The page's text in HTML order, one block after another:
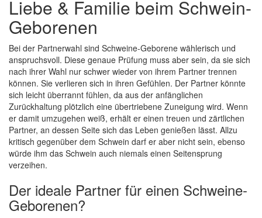
Liebe & Familie beim Schwein-
Geborenen
Bei der Partnerwahl sind Schweine-Geborene wählerisch und
anspruchsvoll. Diese genaue Prüfung muss aber sein, da sie sich
nach ihrer Wahl nur schwer wieder von ihrem Partner trennen
können. Sie verlieren sich in ihren Gefühlen. Der Partner könnte
sich leicht überrannt fühlen, da aus der anfänglichen
Zurückhaltung plötzlich eine übertriebene Zuneigung wird. Wenn
er damit umzugehen weiß, erhält er einen treuen und zärtlichen
Partner, an dessen Seite sich das Leben genießen lässt. Allzu
kritisch gegenüber dem Schwein darf er aber nicht sein, ebenso
würde ihm das Schwein auch niemals einen Seitensprung
verzeihen.
Der ideale Partner für einen Schweine-
Geborenen?